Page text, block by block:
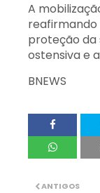
A
reafirmando
proteção da
ostensiva e
BNEWS
ANTIGOS